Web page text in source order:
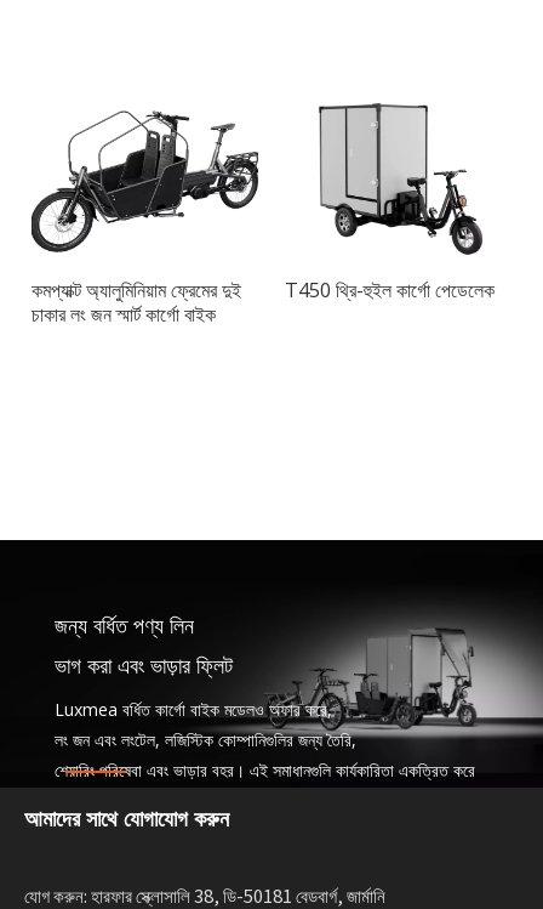
কমপ্যাক্ট অ্যালুমিনিয়াম ফ্রেমের দুই
চাকার লং জন স্মার্ট কার্গো বাইক
T450 থ্রি-হুইল কার্গো পেডেলেক
জন্য বর্ধিত পণ্য লিন
ভাগ করা এবং ভাড়ার ফ্লিট
Luxmea বর্ধিত কার্গো বাইক মডেলও অফার করে,
লং জন এবং লংটেল, লজিস্টিক কোম্পানিগুলির জন্য তৈরি,
শেয়ারিং পরিষেবা এবং ভাড়ার বহর। এই সমাধানগুলি কার্যকারিতা একত্রিত করে
আমাদের সাথে যোগাযোগ করুন
যোগ করুন: হারফার স্ক্লোসালি 38, ডি-50181 বেডবার্গ, জার্মানি